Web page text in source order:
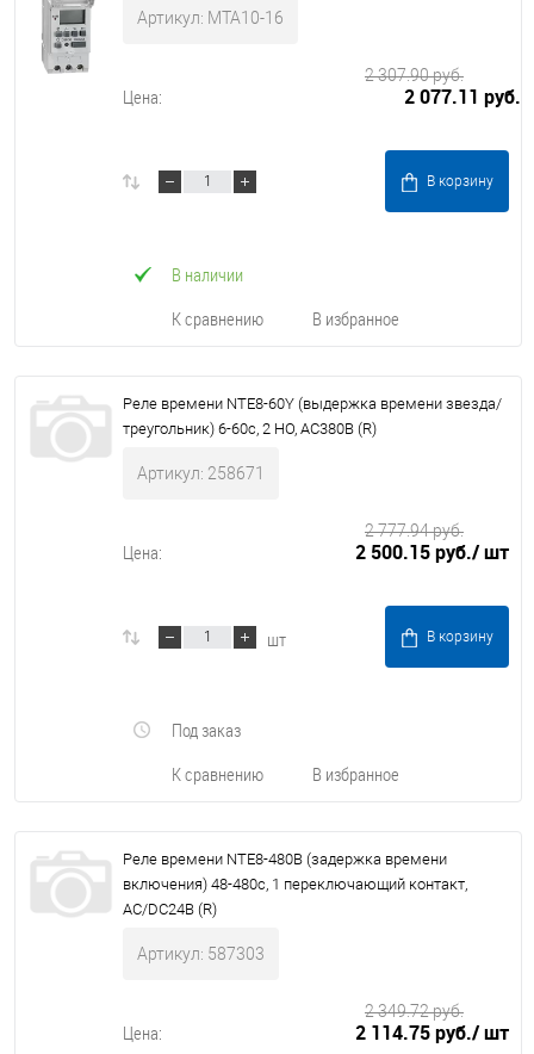
Артикул: MTA10-16
Цена: 2 077.11 руб.
2 307.90 руб.
В корзину
К сравнению В избранное
В наличии
Реле времени NTE8-60Y (выдержка времени звезда/
треугольник) 6-60с, 2 НО, AC380В (R)
Артикул: 258671
Цена: 2 500.15 руб./ шт
2 777.94 руб.
шт В корзину
К сравнению В избранное
Под заказ
Реле времени NTE8-480B (задержка времени
включения) 48-480с, 1 переключающий контакт,
AC/DC24В (R)
Артикул: 587303
Цена: 2 114.75 руб./ шт
2 349.72 руб.